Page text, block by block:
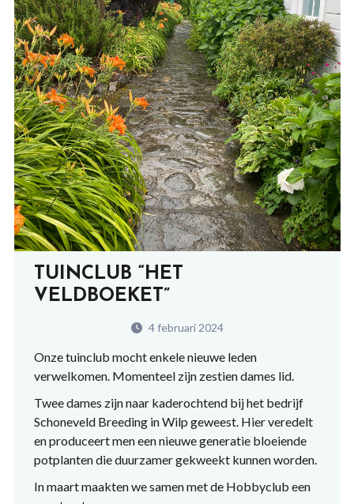
TUINCLUB “HET
VELDBOEKET”
4 februari 2024
Onze tuinclub mocht enkele nieuwe leden
verwelkomen. Momenteel zijn zestien dames lid.
Twee dames zijn naar kaderochtend bij het bedrijf
SchoneveldBreeding inWilp geweest. Hier veredelt
en produceert men een nieuwe generatie bloeiende
potplanten die duurzamer gekweekt kunnen worden.
In maart maakten we samen met de Hobbyclub een